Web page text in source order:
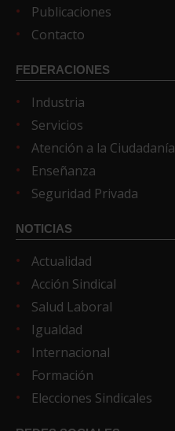
Publicaciones
Contacto
FEDERACIONES
Industria
Servicios
Atención a la Ciudadanía
Enseñanza
Seguridad Privada
NOTICIAS
Actualidad
Acción Sindical
Salud Laboral
Igualdad
Internacional
Formación
Elecciones Sindicales